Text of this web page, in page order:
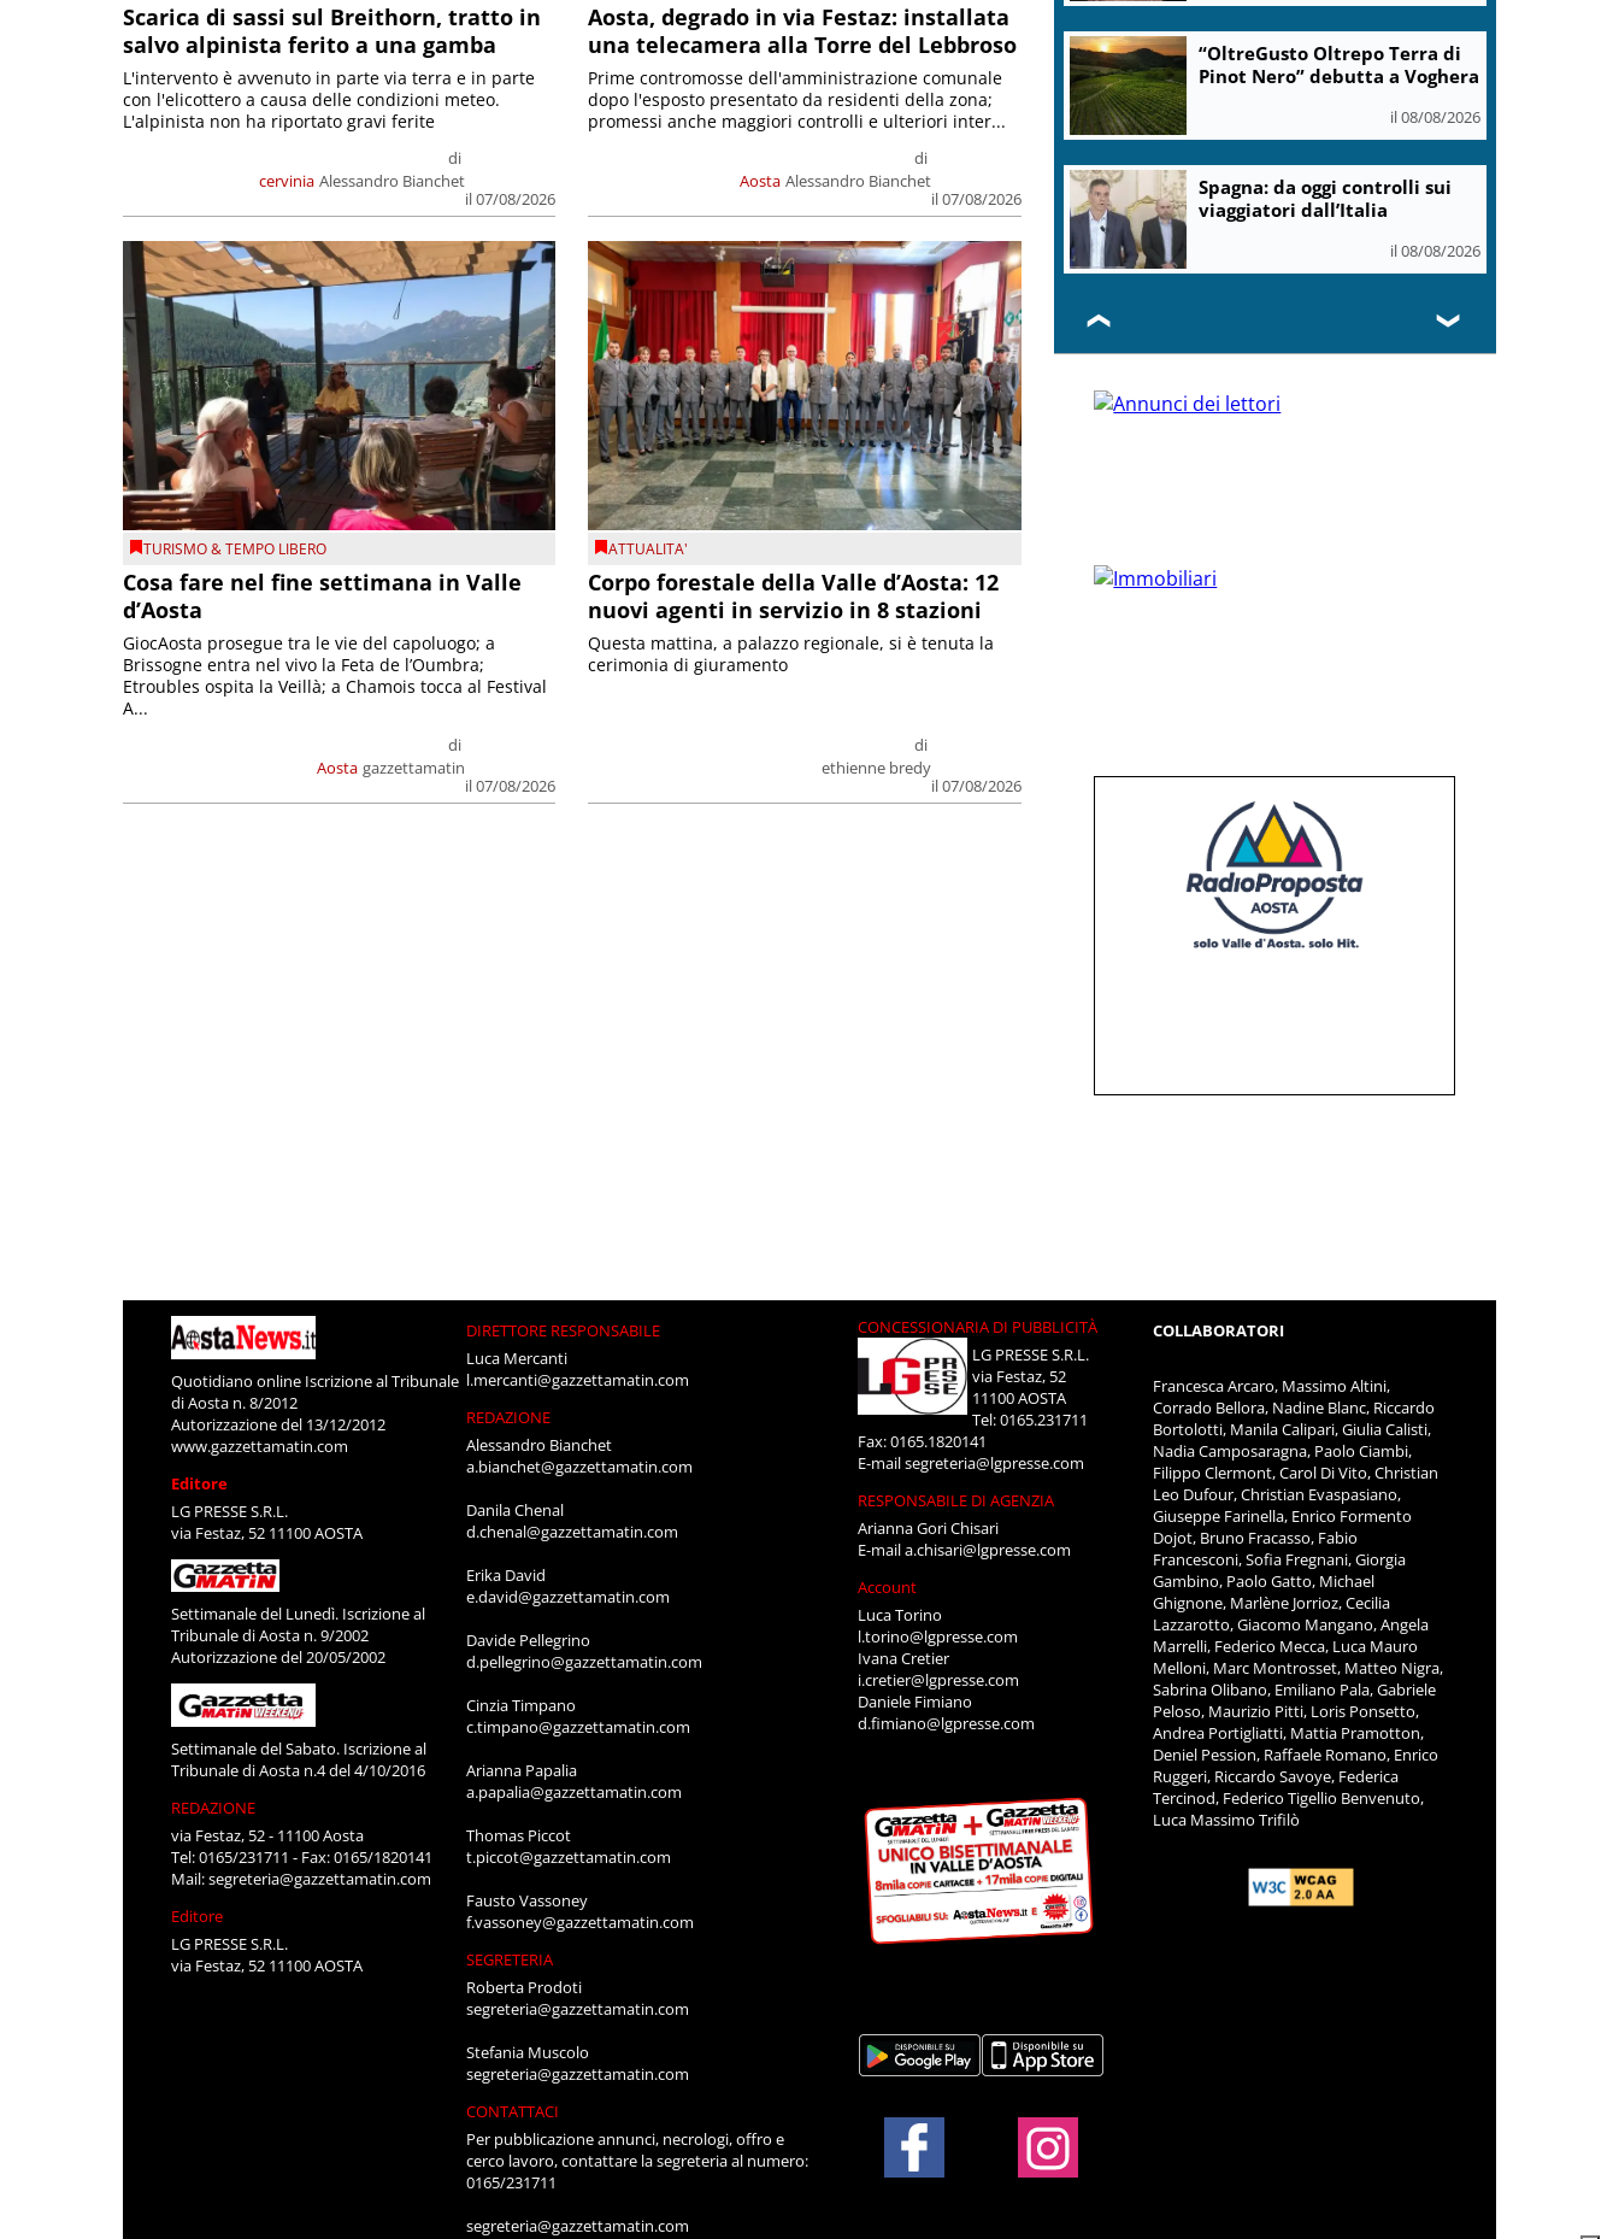
Scarica di sassi sul Breithorn, tratto in
salvo alpinista ferito a una gamba
cervinia
di
Alessandro Bianchet
il 07/08/2026
L'intervento è avvenuto in parte via terra e in parte
con l'elicottero a causa delle condizioni meteo.
L'alpinista non ha riportato gravi ferite
Aosta, degrado in via Festaz: installata
una telecamera alla Torre del Lebbroso
Aosta
di
Alessandro Bianchet
il 07/08/2026
Prime contromosse dell'amministrazione comunale
dopo l'esposto presentato da residenti della zona;
promessi anche maggiori controlli e ulteriori inter...
TURISMO & TEMPO LIBERO
Cosa fare nel fine settimana in Valle
d’Aosta
Aosta
di
gazzettamatin
il 07/08/2026
GiocAosta prosegue tra le vie del capoluogo; a
Brissogne entra nel vivo la Feta de l’Oumbra;
Etroubles ospita la Veillà; a Chamois tocca al Festival
A...
ATTUALITA'
Corpo forestale della Valle d’Aosta: 12
nuovi agenti in servizio in 8 stazioni
di
ethienne bredy
il 07/08/2026
Questa mattina, a palazzo regionale, si è tenuta la
cerimonia di giuramento
“OltreGusto Oltrepo Terra di
Pinot Nero” debutta a Voghera
il 08/08/2026
Spagna: da oggi controlli sui
viaggiatori dall’Italia
il 08/08/2026
❮ ❯
Quotidiano online Iscrizione al Tribunale
di Aosta n. 8/2012
Autorizzazione del 13/12/2012
www.gazzettamatin.com
Editore
LG PRESSE S.R.L.
via Festaz, 52 11100 AOSTA
Settimanale del Lunedì. Iscrizione al
Tribunale di Aosta n. 9/2002
Autorizzazione del 20/05/2002
Settimanale del Sabato. Iscrizione al
Tribunale di Aosta n.4 del 4/10/2016
REDAZIONE
via Festaz, 52 - 11100 Aosta
Tel: 0165/231711 - Fax: 0165/1820141
Mail:segreteria@gazzettamatin.com
Editore
LG PRESSE S.R.L.
via Festaz, 52 11100 AOSTA
DIRETTORE RESPONSABILE
Luca Mercanti
l.mercanti@gazzettamatin.com
REDAZIONE
Alessandro Bianchet
a.bianchet@gazzettamatin.com
Danila Chenal
d.chenal@gazzettamatin.com
Erika David
e.david@gazzettamatin.com
Davide Pellegrino
d.pellegrino@gazzettamatin.com
Cinzia Timpano
c.timpano@gazzettamatin.com
Arianna Papalia
a.papalia@gazzettamatin.com
Thomas Piccot
t.piccot@gazzettamatin.com
Fausto Vassoney
f.vassoney@gazzettamatin.com
SEGRETERIA
Roberta Prodoti
segreteria@gazzettamatin.com
Stefania Muscolo
segreteria@gazzettamatin.com
CONTATTACI
Per pubblicazione annunci, necrologi, offro e
cerco lavoro, contattare la segreteria al numero:
0165/231711
segreteria@gazzettamatin.com
CONCESSIONARIA DI PUBBLICITÀ
LG PRESSE S.R.L.
via Festaz, 52
11100 AOSTA
Tel: 0165.231711
Fax: 0165.1820141
E-mailsegreteria@lgpresse.com
RESPONSABILE DI AGENZIA
Arianna Gori Chisari
E-maila.chisari@lgpresse.com
Account
Luca Torino
l.torino@lgpresse.com
Ivana Cretier
i.cretier@lgpresse.com
Daniele Fimiano
d.fimiano@lgpresse.com
COLLABORATORI
Francesca Arcaro, Massimo Altini,
Corrado Bellora, Nadine Blanc, Riccardo
Bortolotti, Manila Calipari, Giulia Calisti,
Nadia Camposaragna, Paolo Ciambi,
Filippo Clermont, Carol Di Vito, Christian
Leo Dufour, Christian Evaspasiano,
Giuseppe Farinella, Enrico Formento
Dojot, Bruno Fracasso, Fabio
Francesconi, Sofia Fregnani, Giorgia
Gambino, Paolo Gatto, Michael
Ghignone, Marlène Jorrioz, Cecilia
Lazzarotto, Giacomo Mangano, Angela
Marrelli, Federico Mecca, Luca Mauro
Melloni, Marc Montrosset, Matteo Nigra,
Sabrina Olibano, Emiliano Pala, Gabriele
Peloso, Maurizio Pitti, Loris Ponsetto,
Andrea Portigliatti, Mattia Pramotton,
Deniel Pession, Raffaele Romano, Enrico
Ruggeri, Riccardo Savoye, Federica
Tercinod, Federico Tigellio Benvenuto,
Luca Massimo Trifilò